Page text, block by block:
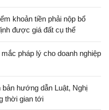
khoản tiền phải nộp bổ
được giá đất cụ thể
pháp lý cho doanh nghiệp
hướng dẫn Luật, Nghị
thời gian tới